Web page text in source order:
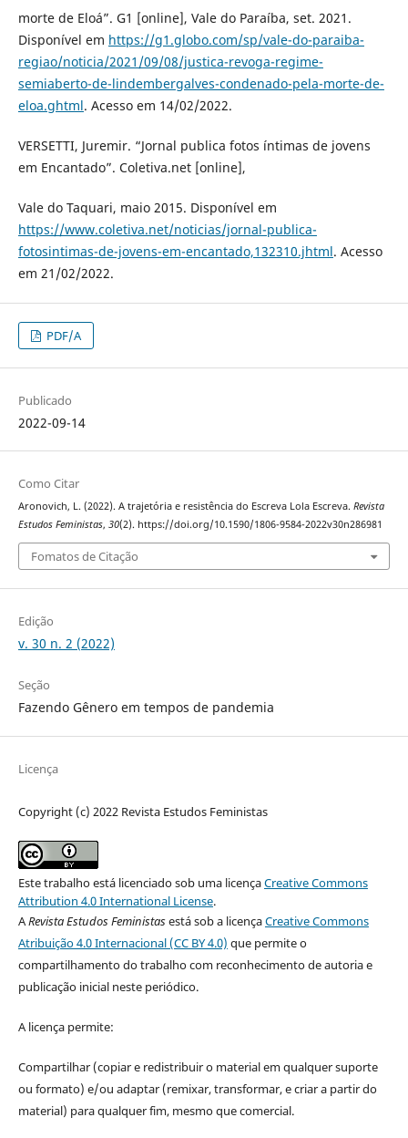
morte de Eloá”. G1 [online], Vale do Paraíba, set. 2021.
Disponível em https://g1.globo.com/sp/vale-do-paraiba-
regiao/noticia/2021/09/08/justica-revoga-regime-
semiaberto-de-lindembergalves-condenado-pela-morte-de-
eloa.ghtml. Acesso em 14/02/2022.
VERSETTI, Juremir. “Jornal publica fotos íntimas de jovens
em Encantado”. Coletiva.net [online],
Vale do Taquari, maio 2015. Disponível em
https://www.coletiva.net/noticias/jornal-publica-
fotosintimas-de-jovens-em-encantado,132310.jhtml. Acesso
em 21/02/2022.
PDF/A
Publicado
2022-09-14
Como Citar
Aronovich, L. (2022). A trajetória e resistência do Escreva Lola Escreva. Revista
Estudos Feministas, 30(2). https://doi.org/10.1590/1806-9584-2022v30n286981
Fomatos de Citação
Edição
v. 30 n. 2 (2022)
Seção
Fazendo Gênero em tempos de pandemia
Licença
Copyright (c) 2022 Revista Estudos Feministas
Este trabalho está licenciado sob uma licençaCreative Commons
Attribution 4.0 International License.
ARevista Estudos Feministasestá sob a licençaCreative Commons
Atribuição 4.0 Internacional (CC BY 4.0) que permite o
compartilhamento do trabalho com reconhecimento de autoria e
publicação inicial neste periódico.
A licença permite:
Compartilhar (copiar e redistribuir o material em qualquer suporte
ou formato) e/ou adaptar (remixar, transformar, e criar a partir do
material) para qualquer fim, mesmo que comercial.